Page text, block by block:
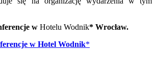
w Hotelu Wodnik* Wrocław.
w Hotel Wodnik*